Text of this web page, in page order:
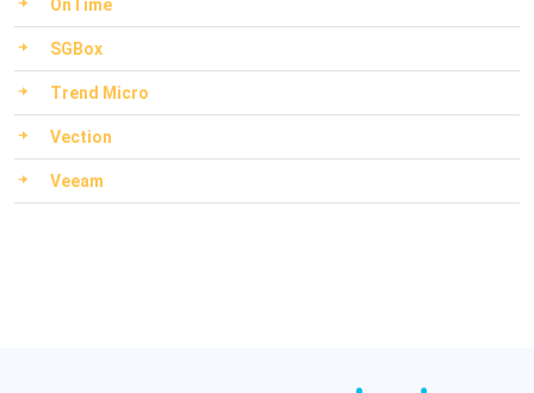
OnTime
SGBox
Trend Micro
Vection
Veeam